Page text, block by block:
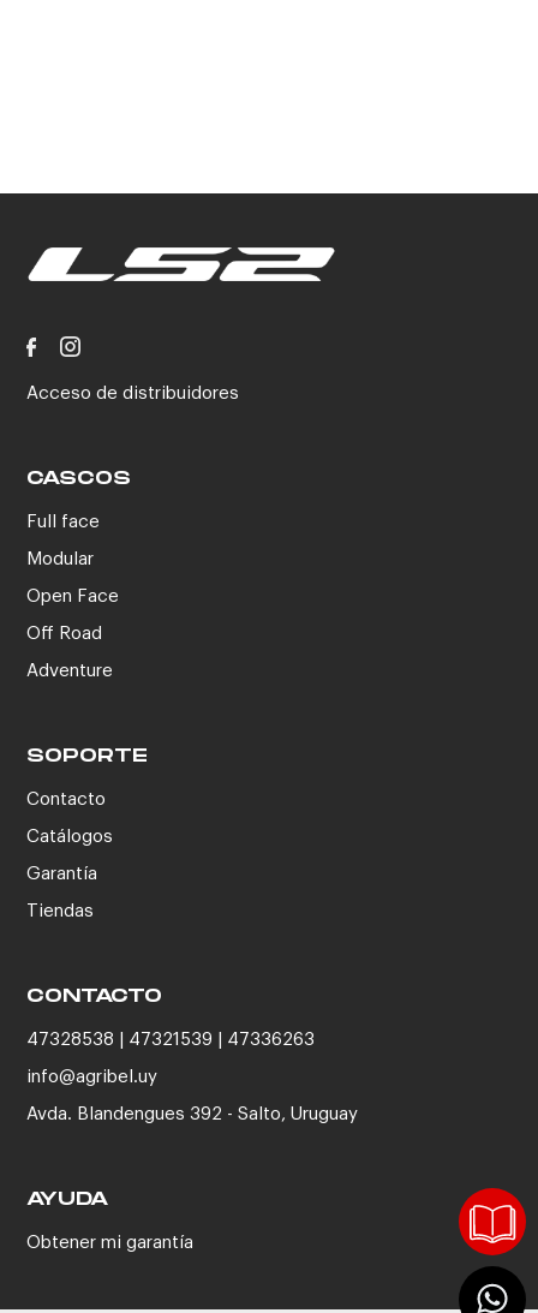
Acceso de distribuidores
CASCOS
Full face
Modular
Open Face
Off Road
Adventure
SOPORTE
Contacto
Catálogos
Garantía
Tiendas
CONTACTO
47328538 | 47321539 | 47336263
info@agribel.uy
Avda. Blandengues 392 - Salto, Uruguay
AYUDA
Obtener mi garantía